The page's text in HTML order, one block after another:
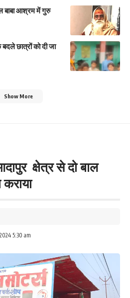
बाबा आश्रम में गुरु
बदले छात्रों को दी जा
Show More
क्षेत्र से दो बाल
5:30 am